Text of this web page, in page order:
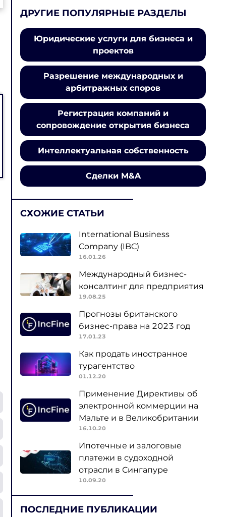
ДРУГИЕ ПОПУЛЯРНЫЕ РАЗДЕЛЫ
Юридические услуги для бизнеса и
проектов
Разрешение международных и
арбитражных споров
Регистрация компаний и
сопровождение открытия бизнеса
Интеллектуальная собственность
Сделки M&A
СХОЖИЕ СТАТЬИ
International Business
Company (IBC)
16.01.26
Международный бизнес-
консалтинг для предприятия
19.08.25
Прогнозы британского
бизнес-права на 2023 год
17.01.23
Как продать иностранное
турагентство
01.12.20
Применение Директивы об
электронной коммерции на
Мальте и в Великобритании
16.10.20
Ипотечные и залоговые
платежи в судоходной
отрасли в Сингапуре
10.09.20
ПОСЛЕДНИЕ ПУБЛИКАЦИИ